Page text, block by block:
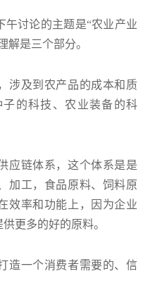
讨论的主题是“农业产业
解是三个部分。
及到农产品的成本和质
的科技、农业装备的科
链体系，这个体系是是
加工，食品原料、饲料原
效率和功能上，因为企业
更多的好的原料。
一个消费者需要的、信